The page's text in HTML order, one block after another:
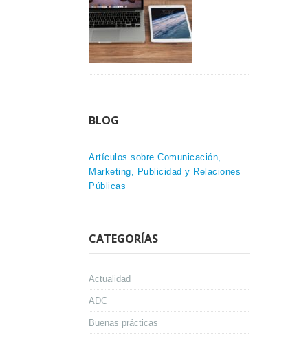
BLOG
Artículos sobre Comunicación,
Marketing, Publicidad y Relaciones
Públicas
CATEGORÍAS
Actualidad
ADC
Buenas prácticas